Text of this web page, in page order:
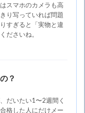
スマホのカメラも高
り写っていれば問題
すぎると「実物と違
ださいね。
？
だいたい1〜2週間く
格した人にだけメー